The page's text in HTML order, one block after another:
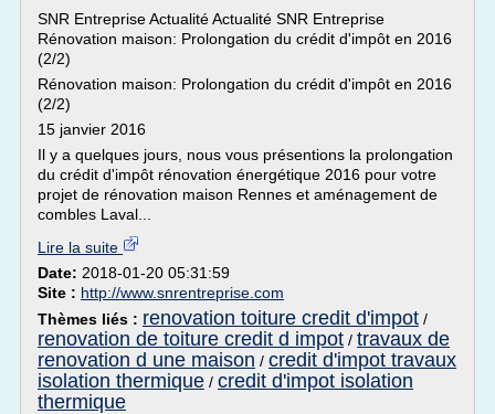
SNR Entreprise Actualité Actualité SNR Entreprise
Rénovation maison: Prolongation du crédit d'impôt en 2016
(2/2)
Rénovation maison: Prolongation du crédit d'impôt en 2016
(2/2)
15 janvier 2016
Il y a quelques jours, nous vous présentions la prolongation
du crédit d'impôt rénovation énergétique 2016 pour votre
projet de rénovation maison Rennes et aménagement de
combles Laval...
Lire la suite
Date: 2018-01-20 05:31:59
Site : http://www.snrentreprise.com
Thèmes liés : renovation toiture credit d'impot /
renovation de toiture credit d impot / travaux de
renovation d une maison / credit d'impot travaux
isolation thermique / credit d'impot isolation
thermique